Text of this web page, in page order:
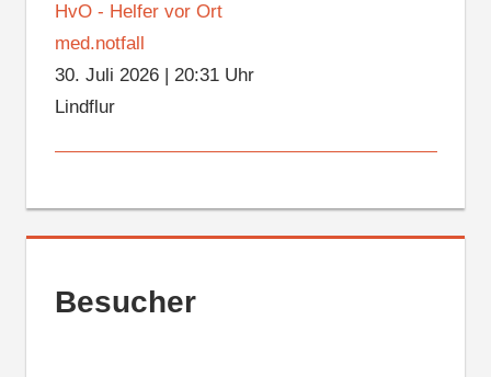
HvO - Helfer vor Ort
med.notfall
30. Juli 2026| 20:31 Uhr
Lindflur
Besucher